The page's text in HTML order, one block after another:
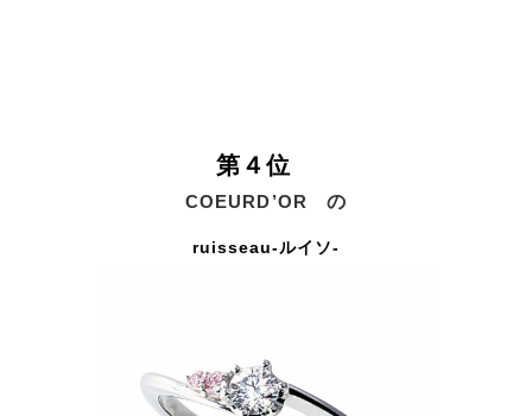
第４位
COEURD’ORの
ruisseau-ルイソ-